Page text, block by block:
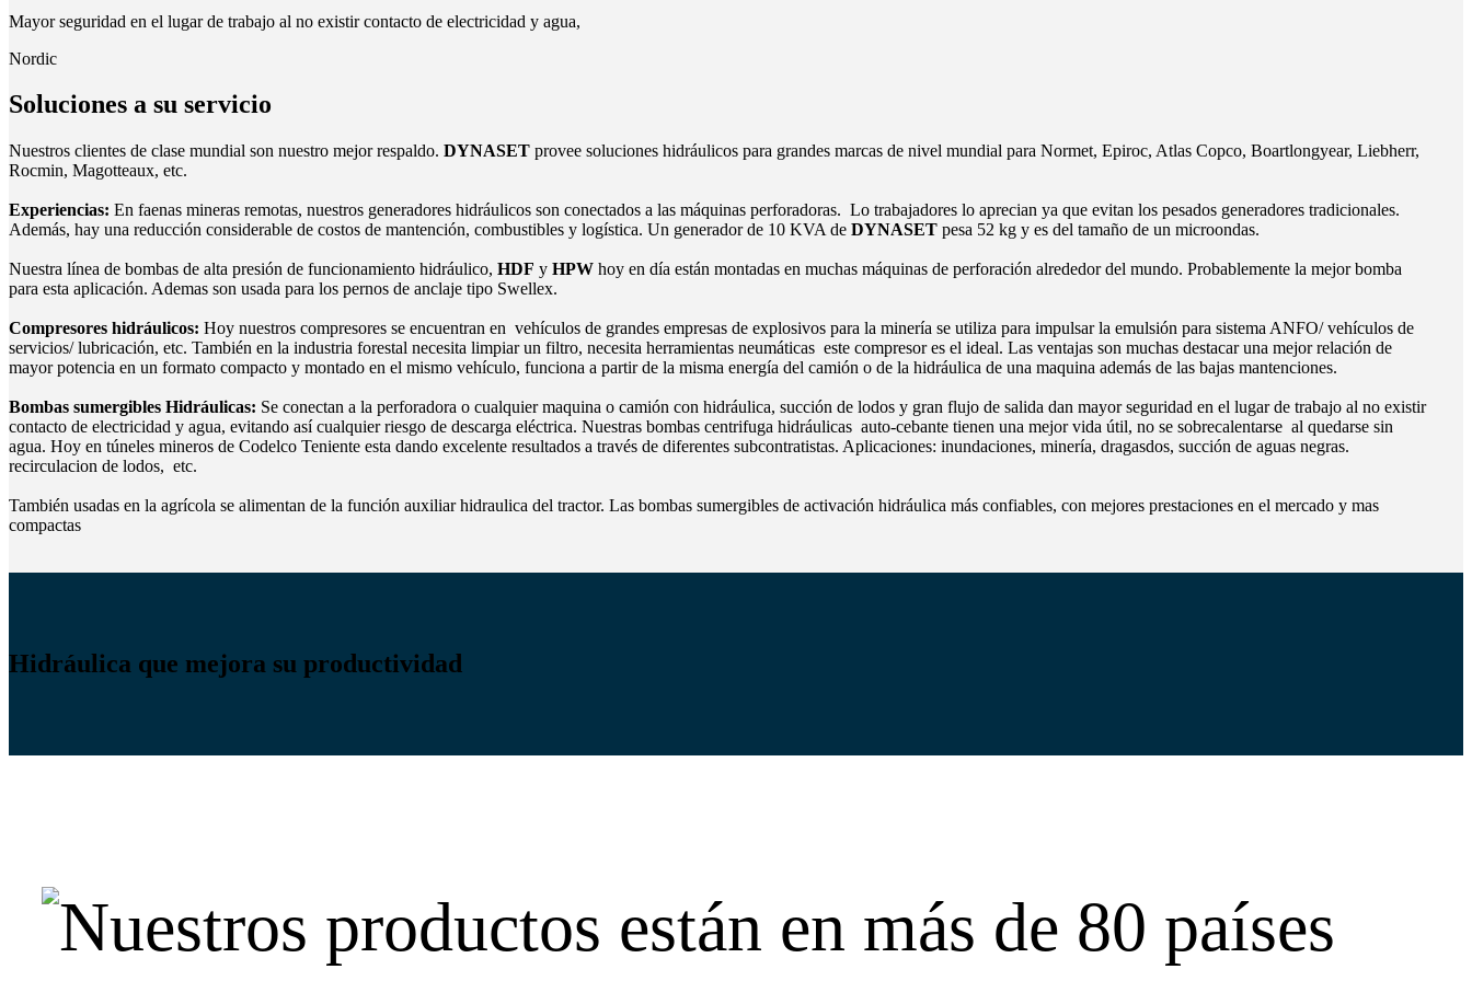
Mayor seguridad en el lugar de trabajo al no existir contacto de electricidad y agua,
Nordic
Soluciones a su servicio
Nuestros clientes de clase mundial son nuestro mejor respaldo. DYNASET provee soluciones hidráulicos para grandes marcas de nivel mundial para Normet, Epiroc, Atlas Copco, Boartlongyear, Liebherr,
Rocmin, Magotteaux, etc.
Experiencias: En faenas mineras remotas, nuestros generadores hidráulicos son conectados a las máquinas perforadoras. Lo trabajadores lo aprecian ya que evitan los pesados generadores tradicionales.
Además, hay una reducción considerable de costos de mantención, combustibles y logística. Un generador de 10 KVA de DYNASET pesa 52 kg y es del tamaño de un microondas.
Nuestra línea de bombas de alta presión de funcionamiento hidráulico, HDF y HPW hoy en día están montadas en muchas máquinas de perforación alrededor del mundo. Probablemente la mejor bomba
para esta aplicación. Ademas son usada para los pernos de anclaje tipo Swellex.
Compresores hidráulicos: Hoy nuestros compresores se encuentran en vehículos de grandes empresas de explosivos para la minería se utiliza para impulsar la emulsión para sistema ANFO/ vehículos de
servicios/ lubricación, etc. También en la industria forestal necesita limpiar un filtro, necesita herramientas neumáticas este compresor es el ideal. Las ventajas son muchas destacar una mejor relación de
mayor potencia en un formato compacto y montado en el mismo vehículo, funciona a partir de la misma energía del camión o de la hidráulica de una maquina además de las bajas mantenciones.
Bombas sumergibles Hidráulicas: Se conectan a la perforadora o cualquier maquina o camión con hidráulica, succión de lodos y gran flujo de salida dan mayor seguridad en el lugar de trabajo al no existir
contacto de electricidad y agua, evitando así cualquier riesgo de descarga eléctrica. Nuestras bombas centrifuga hidráulicas auto-cebante tienen una mejor vida útil, no se sobrecalentarse al quedarse sin
agua. Hoy en túneles mineros de Codelco Teniente esta dando excelente resultados a través de diferentes subcontratistas. Aplicaciones: inundaciones, minería, dragasdos, succión de aguas negras.
recirculacion de lodos, etc.
También usadas en la agrícola se alimentan de la función auxiliar hidraulica del tractor. Las bombas sumergibles de activación hidráulica más confiables, con mejores prestaciones en el mercado y mas
compactas
Hidráulica que mejora su productividad